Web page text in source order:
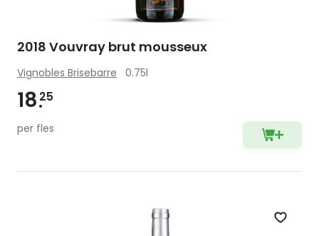
2018 Vouvray brut mousseux
Vignobles Brisebarre 0.75l
18 25
per fles
Zet